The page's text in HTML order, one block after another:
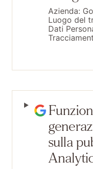
Azienda:
Luogo del
Dati
sulla